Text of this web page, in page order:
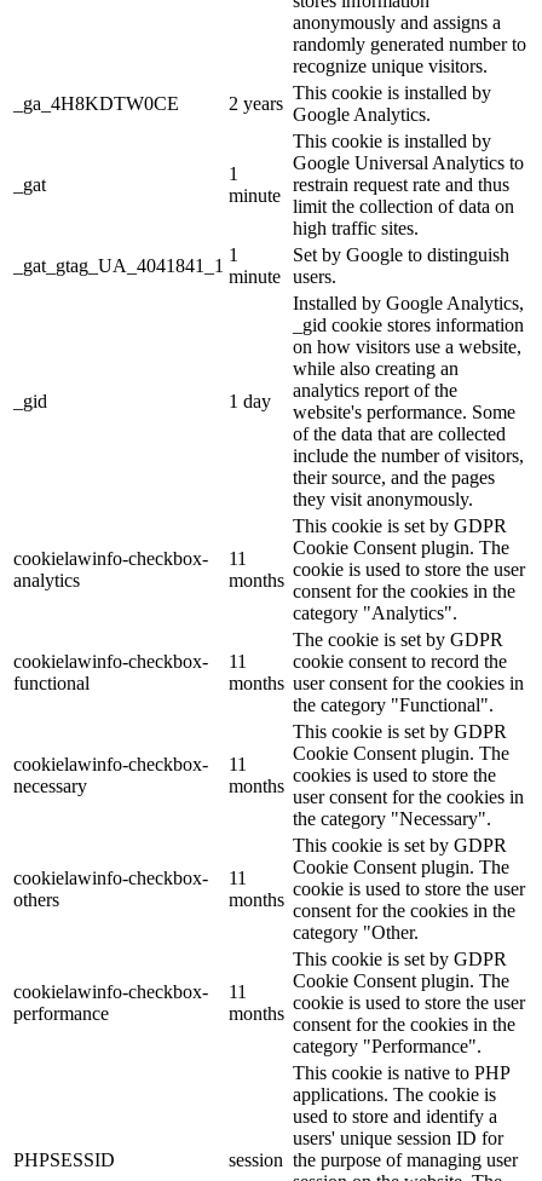
anonymously and assigns a
randomly generated number to
recognize unique visitors.
_ga_4H8KDTW0CE
2 years
This cookie is installed by
Google Analytics.
_gat
1
minute
This cookie is installed by
Google Universal Analytics to
restrain request rate and thus
limit the collection of data on
high traffic sites.
_gat_gtag_UA_4041841_1
1
minute
Set by Google to distinguish
users.
_gid 1 day
Installed by Google Analytics,
_gid cookie stores information
on how visitors use a website,
while also creating an
analytics report of the
website's performance. Some
of the data that are collected
include the number of visitors,
their source, and the pages
they visit anonymously.
cookielawinfo-checkbox-
analytics
11
months
This cookie is set by GDPR
Cookie Consent plugin. The
cookie is used to store the user
consent for the cookies in the
category "Analytics".
cookielawinfo-checkbox-
functional
11
months
The cookie is set by GDPR
cookie consent to record the
user consent for the cookies in
the category "Functional".
cookielawinfo-checkbox-
necessary
11
months
This cookie is set by GDPR
Cookie Consent plugin. The
cookies is used to store the
user consent for the cookies in
the category "Necessary".
cookielawinfo-checkbox-
others
11
months
This cookie is set by GDPR
Cookie Consent plugin. The
cookie is used to store the user
consent for the cookies in the
category "Other.
cookielawinfo-checkbox-
performance
11
months
This cookie is set by GDPR
Cookie Consent plugin. The
cookie is used to store the user
consent for the cookies in the
category "Performance".
PHPSESSID session
This cookie is native to PHP
applications. The cookie is
used to store and identify a
users' unique session ID for
the purpose of managing user